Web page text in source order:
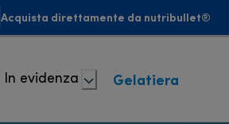
Acquista direttamente da nutribullet®
In evidenza Gelatiera